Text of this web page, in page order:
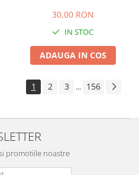
30,00 RON
IN STOC
ADAUGA IN COS
1 2 3 ... 156
promotiile noastre